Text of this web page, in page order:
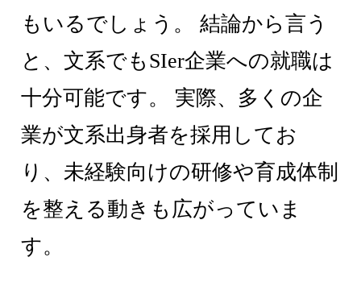
もいるでしょう。 結論から言う
と、文系でもSIer企業への就職は
十分可能です。 実際、多くの企
業が文系出身者を採用してお
り、未経験向けの研修や育成体制
を整える動きも広がっていま
す。